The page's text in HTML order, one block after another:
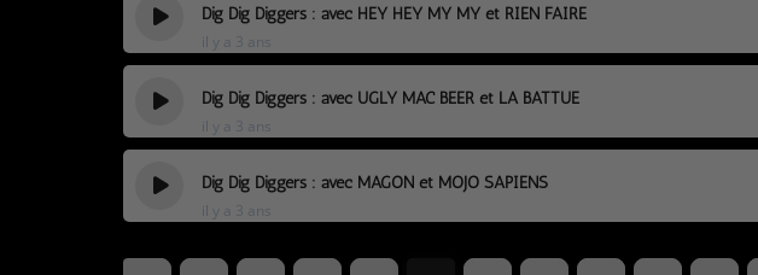
Dig Dig Diggers : avec HEY HEY MY MY et RIEN FAIRE
il y a 3 ans
Dig Dig Diggers : avec UGLY MAC BEER et LA BATTUE
il y a 3 ans
Dig Dig Diggers : avec MAGON et MOJO SAPIENS
il y a 3 ans